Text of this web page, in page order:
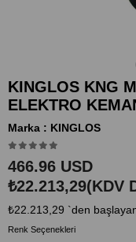
KINGLOS KNG
ELEKTRO
Marka : KINGLOS
466.96 USD
₺22.213,29(KDV
₺22.213,29 `den
Renk Seçenekleri